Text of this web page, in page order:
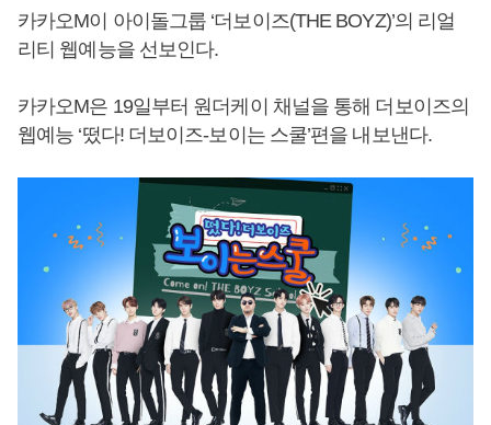
카카오M이 아이돌그룹 ‘더보이즈(THE BOYZ)’의 리얼
리티 웹예능을 선보인다.
카카오M은 19일부터 원더케이 채널을 통해 더보이즈의
웹예능 ‘떴다! 더보이즈-보이는 스쿨’편을 내보낸다.